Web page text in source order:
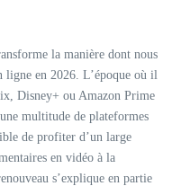
la manière dont nous
ligne en 2026. L’époque où il
Disney+ ou Amazon Prime
multitude de plateformes
de profiter d’un large
en vidéo à la
s’explique en partie